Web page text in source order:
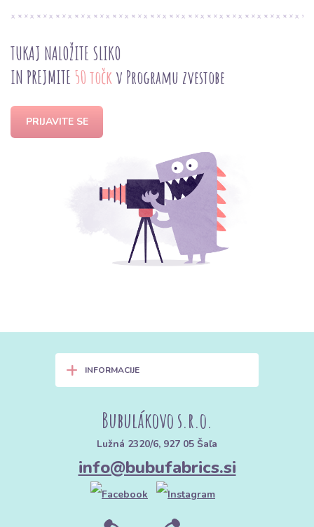
TUKAJ NALOŽITE SLIKO
IN PREJMITE 50 točk v Programu zvestobe
PRIJAVITE SE
+ INFORMACIJE
Bubulákovo s.r.o.
Lužná 2320/6, 927 05 Šaľa
info@bubufabrics.si